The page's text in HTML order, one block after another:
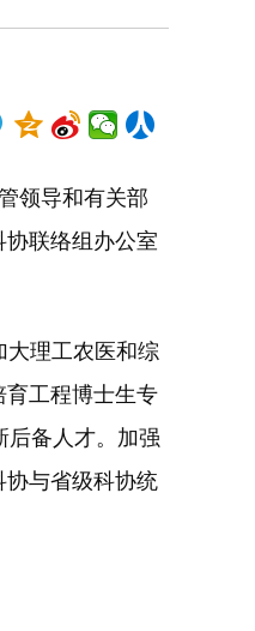
领导和有关部
联络组办公室
理工农医和综
育工程博士生专
后备人才。加强
协与省级科协统